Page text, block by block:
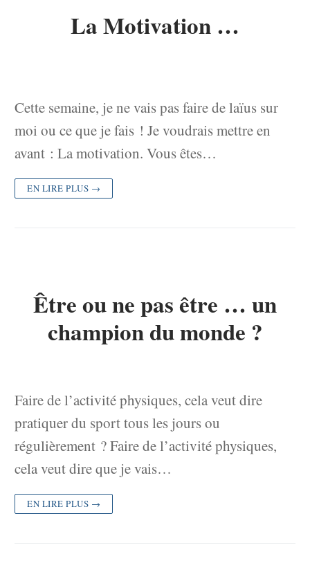
La Motivation …
Cette semaine, je ne vais pas faire de laïus sur
moi ou ce que je fais ! Je voudrais mettre en
avant : La motivation. Vous êtes…
EN LIRE PLUS →
Être ou ne pas être … un
champion du monde ?
Faire de l’activité physiques, cela veut dire
pratiquer du sport tous les jours ou
régulièrement ? Faire de l’activité physiques,
cela veut dire que je vais…
EN LIRE PLUS →